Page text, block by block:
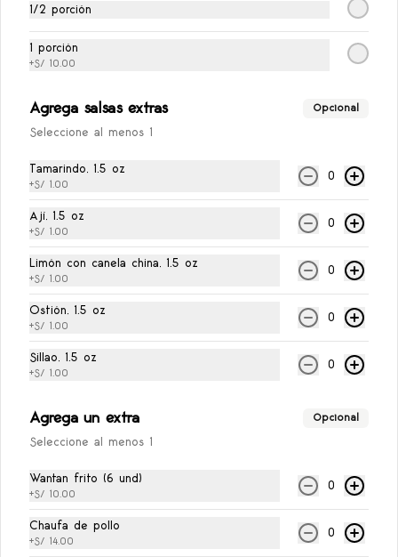
1/2 porción
1 porción
+S/ 10.00
Agrega salsas extras Opcional
Seleccione al menos 1
Tamarindo, 1.5 oz
+S/ 1.00
0
Ají, 1.5 oz
+S/ 1.00
0
Limón con canela china, 1.5 oz
+S/ 1.00
0
Ostión, 1.5 oz
+S/ 1.00
0
Sillao, 1.5 oz
+S/ 1.00
0
Agrega un extra Opcional
Seleccione al menos 1
Wantan frito (6 und)
+S/ 10.00
0
Chaufa de pollo
+S/ 14.00
0